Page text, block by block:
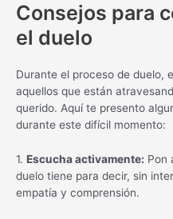
Consejos para
el duelo
Durante el proceso de duelo,
aquellos que están
querido. Aquí te presento
durante este difícil momento:
1. Escucha activamente: Pon
duelo tiene para decir, sin
empatía y comprensión.